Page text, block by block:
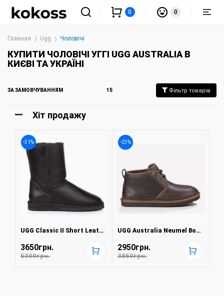
0 0
Главная Ugg Чоловічі
КУПИТИ ЧОЛОВІЧІ УГГІ UGG AUSTRALIA В
КИЄВІ ТА УКРАЇНІ
ЗА ЗАМОВЧУВАННЯМ 15 Фільтр товарів
Хіт продажу
-31%
UGG Classic II Short Leather Black
3650грн.
5300грн. +
-23%
UGG Australia Neumel Boot China Tea
2950грн.
3850грн. +